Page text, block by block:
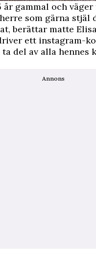
år gammal och väger
som gärna stjäl
berättar matte
ett instagram-
ta del av alla hennes
Annons